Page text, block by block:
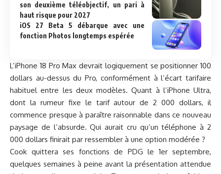
son deuxième téléobjectif, un pari à
haut risque pour 2027
iOS 27 Beta 5 débarque avec une
fonction Photos longtemps espérée
L’iPhone 18 Pro Max devrait logiquement se positionner 100
dollars au-dessus du Pro, conformément à l’écart tarifaire
habituel entre les deux modèles. Quant à l’iPhone Ultra,
dont la rumeur fixe le tarif autour de 2 000 dollars, il
commence presque à paraître raisonnable dans ce nouveau
paysage de l’absurde. Qui aurait cru qu’un téléphone à 2
000 dollars finirait par ressembler à une option modérée ?
Cook quittera ses fonctions de PDG le 1er septembre,
quelques semaines à peine avant la présentation attendue